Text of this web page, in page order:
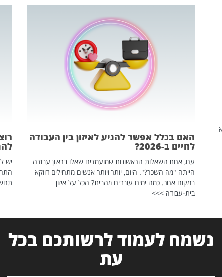
האם בכלל אפשר להגיע לאיזון בין העבודה
לחיים ב-2026?
עם, אחת השאלות הראשונות שמועמדים שאלו בראיון עבודה
הייתה "מה השכר?". היום, יותר ויותר אנשים מתחילים דווקא
במקום אחר. כמה ימים עובדים מהבית? הכל על איזון
בית-עבודה >>>
יש
נשמח לעמוד לרשותכם בכל
עת